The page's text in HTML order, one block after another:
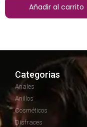
Añadir al carrito
Categorias
Anales
Anillos
Cosméticos
Disfraces